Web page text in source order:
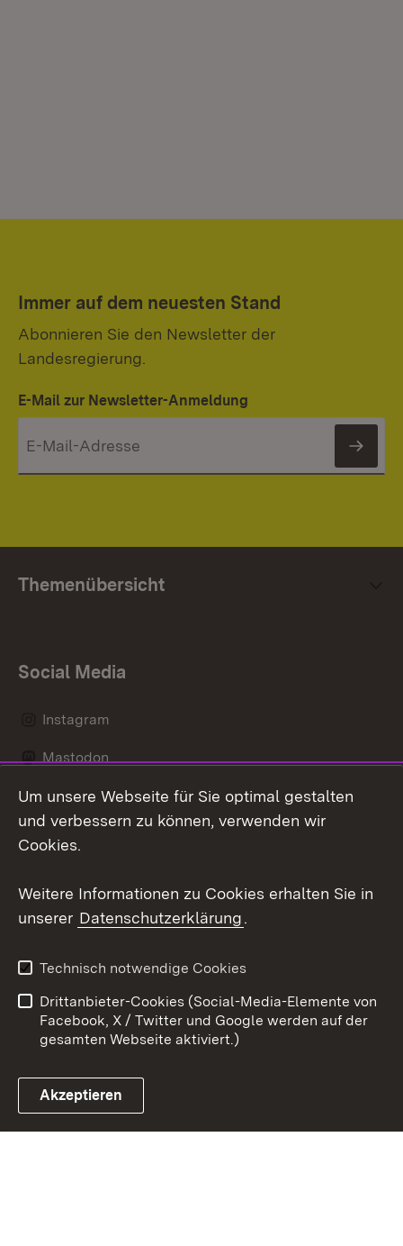
Immer auf dem neuesten Stand
Abonnieren Sie den Newsletter der
Landesregierung.
E-Mail zur Newsletter-Anmeldung
Themenübersicht
Social Media
Instagram
Mastodon
Messenger
Link zum Landesportal
Kontakt
Impressum
Cookies
Um unsere Webseite für Sie optimal gestalten
und verbessern zu können, verwenden wir
Cookies.
Weitere Informationen zu Cookies erhalten Sie in
unserer Datenschutzerklärung.
Technisch notwendige Cookies
Drittanbieter-Cookies (Social-Media-Elemente von
Facebook, X / Twitter und Google werden auf der
gesamten Webseite aktiviert.)
Akzeptieren